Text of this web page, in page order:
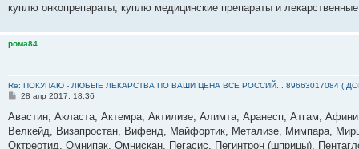
куплю онкопрепараты, куплю медицинские препараты и
рома84
Re: ПОКУПАЮ - ЛЮБЫЕ ЛЕКАРСТВА ПО ВАШИ ЦЕНА ВСЕ РОССИЙ... 89663017084 (
С
о
щ
е
28 апр 2017, 18:36
Авастин, Акласта, Актемра, Актилизе, Алимта, Аранесп, Атгам,
Велкейд, Визапростан, Вифенд, Майфортик, Метализе, Мимпара,
Октреотид, Омнипак, Омнискан, Пегасис, Пегинтрон (шприцы),